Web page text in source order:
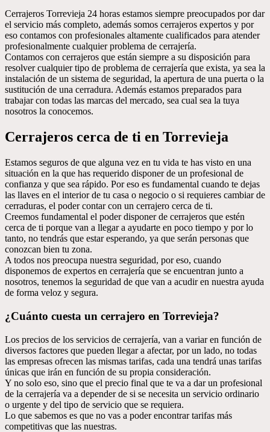
Cerrajeros Torrevieja 24 horas estamos siempre preocupados por dar
el servicio más completo, además somos cerrajeros expertos y por
eso contamos con profesionales altamente cualificados para atender
profesionalmente cualquier problema de cerrajería.
Contamos con cerrajeros que están siempre a su disposición para
resolver cualquier tipo de problema de cerrajería que exista, ya sea la
instalación de un sistema de seguridad, la apertura de una puerta o la
sustitución de una cerradura. Además estamos preparados para
trabajar con todas las marcas del mercado, sea cual sea la tuya
nosotros la conocemos.
Cerrajeros cerca de ti en Torrevieja
Estamos seguros de que alguna vez en tu vida te has visto en una
situación en la que has requerido disponer de un profesional de
confianza y que sea rápido. Por eso es fundamental cuando te dejas
las llaves en el interior de tu casa o negocio o si requieres cambiar de
cerraduras, el poder contar con un cerrajero cerca de ti.
Creemos fundamental el poder disponer de cerrajeros que estén
cerca de ti porque van a llegar a ayudarte en poco tiempo y por lo
tanto, no tendrás que estar esperando, ya que serán personas que
conozcan bien tu zona.
A todos nos preocupa nuestra seguridad, por eso, cuando
disponemos de expertos en cerrajería que se encuentran junto a
nosotros, tenemos la seguridad de que van a acudir en nuestra ayuda
de forma veloz y segura.
¿Cuánto cuesta un cerrajero en Torrevieja?
Los precios de los servicios de cerrajería, van a variar en función de
diversos factores que pueden llegar a afectar, por un lado, no todas
las empresas ofrecen las mismas tarifas, cada una tendrá unas tarifas
únicas que irán en función de su propia consideración.
Y no solo eso, sino que el precio final que te va a dar un profesional
de la cerrajería va a depender de si se necesita un servicio ordinario
o urgente y del tipo de servicio que se requiera.
Lo que sabemos es que no vas a poder encontrar tarifas más
competitivas que las nuestras.